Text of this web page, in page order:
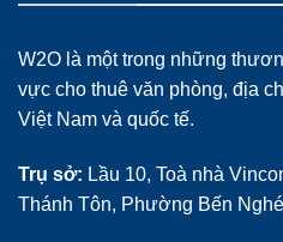
W2O là một trong những
vực cho thuê văn phòng, địa
Việt Nam và quốc tế.
Trụ sở: Lầu 10, Toà nhà
Thánh Tôn, Phường Bến